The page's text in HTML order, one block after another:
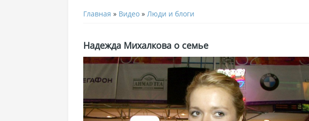
Главная » Видео » Люди и блоги
Надежда Михалкова о семье